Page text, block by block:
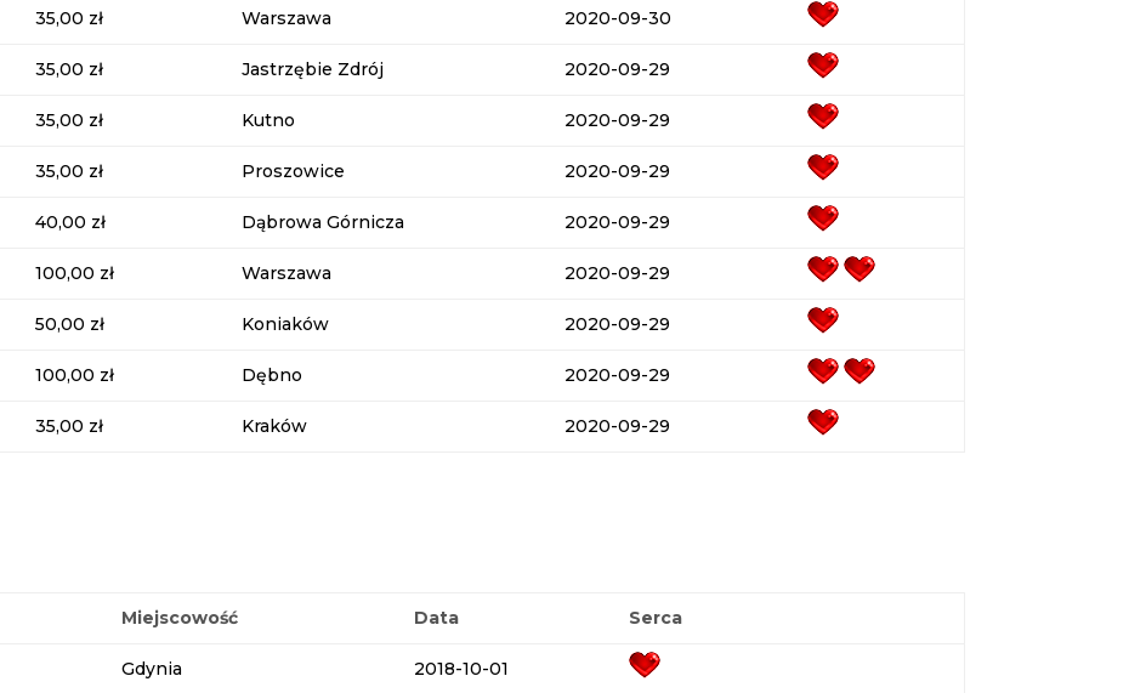
35,00 zł Warszawa 2020-09-30
35,00 zł Jastrzębie Zdrój 2020-09-29
35,00 zł Kutno 2020-09-29
35,00 zł Proszowice 2020-09-29
40,00 zł Dąbrowa Górnicza 2020-09-29
100,00 zł Warszawa 2020-09-29
50,00 zł Koniaków 2020-09-29
100,00 zł Dębno 2020-09-29
35,00 zł Kraków 2020-09-29
Miejscowość Data Serca
Gdynia 2018-10-01